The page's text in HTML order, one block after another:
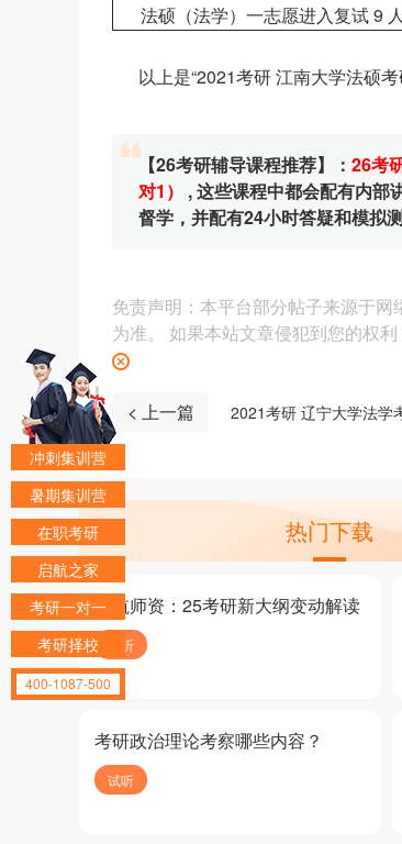
法硕（法学）一志愿进入复试 9
以上是“2021考研 江南大学法硕考
【26考研辅导课程推荐】： 26考
对1）
, 这些课程中都会配有内部
督学，并配有24小时答疑和模拟
免责声明：本平台部分帖子来源于
为准。 如果本站文章侵犯到您的权
< 上一篇 2021考研 辽宁大学法学
热门下载
启航师资：25考研新大纲变动解读
试听
考研政治理论考察哪些内容？
试听
冲刺集训营
暑期集训营
在职考研
启航之家
考研一对一
考研择校
400-1087-500